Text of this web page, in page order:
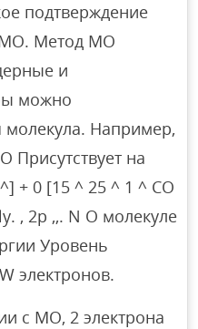
подтверждение
МО. Метод МО
и
можно
молекула. Например,
Присутствует на
+ 0 [15 ^ 25 ^ 1 ^ CO
, 2р ,,. N О молекуле
Уровень
электронов.
с МО, 2 электрона